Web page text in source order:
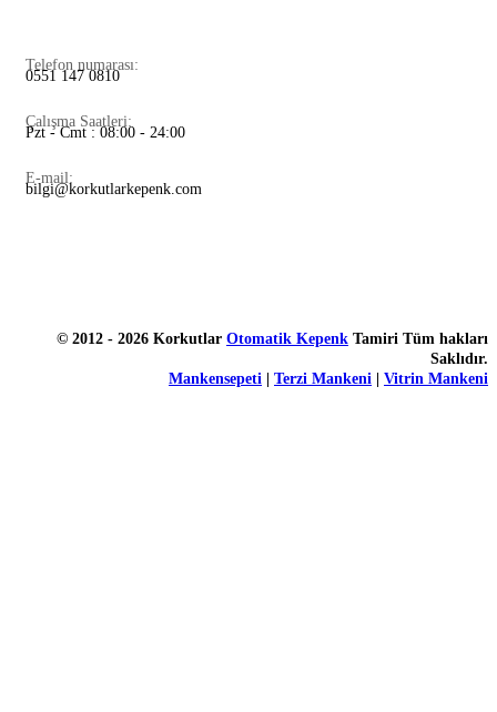
Telefon numarası:
0551 147 0810
Çalışma Saatleri:
Pzt - Cmt : 08:00 - 24:00
E-mail:
bilgi@korkutlarkepenk.com
© 2012 - 2026 Korkutlar Otomatik Kepenk Tamiri Tüm hakları
Saklıdır.
Mankensepeti
Terzi Mankeni Vitrin Mankeni